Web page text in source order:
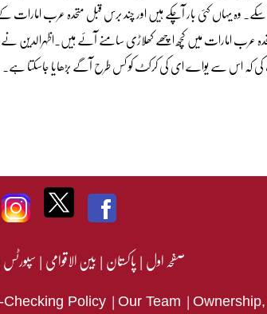
عرب امارات میں کچھ اچھے کھلاڑی سامنے آئے ہیں۔اظہرالدین
کی کہ اس سے یواے ای کی کرکٹ کو کس طرح آگے بڑھایا جاسکتا ہے۔
صفحہ اول|پاکستان|بین الاقوامی|سپورٹس
Checking Policy | Our Team |